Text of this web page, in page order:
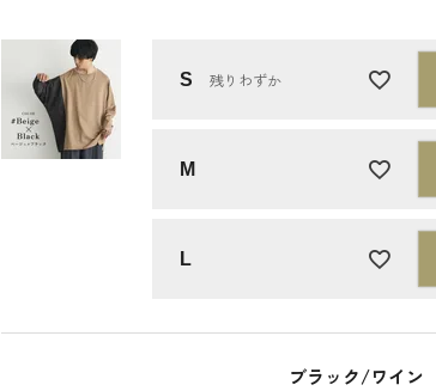
S 残りわずか
M
L
ブラック/ワイン